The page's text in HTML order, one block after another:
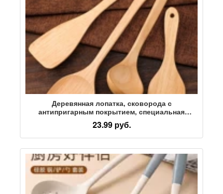
Деревянная лопатка, сковорода с
антипригарным покрытием, специальная
лопатка для приготовления пищи, деревянные
кухонные принадлежности, деревянная лопатка
с длинной ручкой, лопатка для мытья посуды,
23.99 руб.